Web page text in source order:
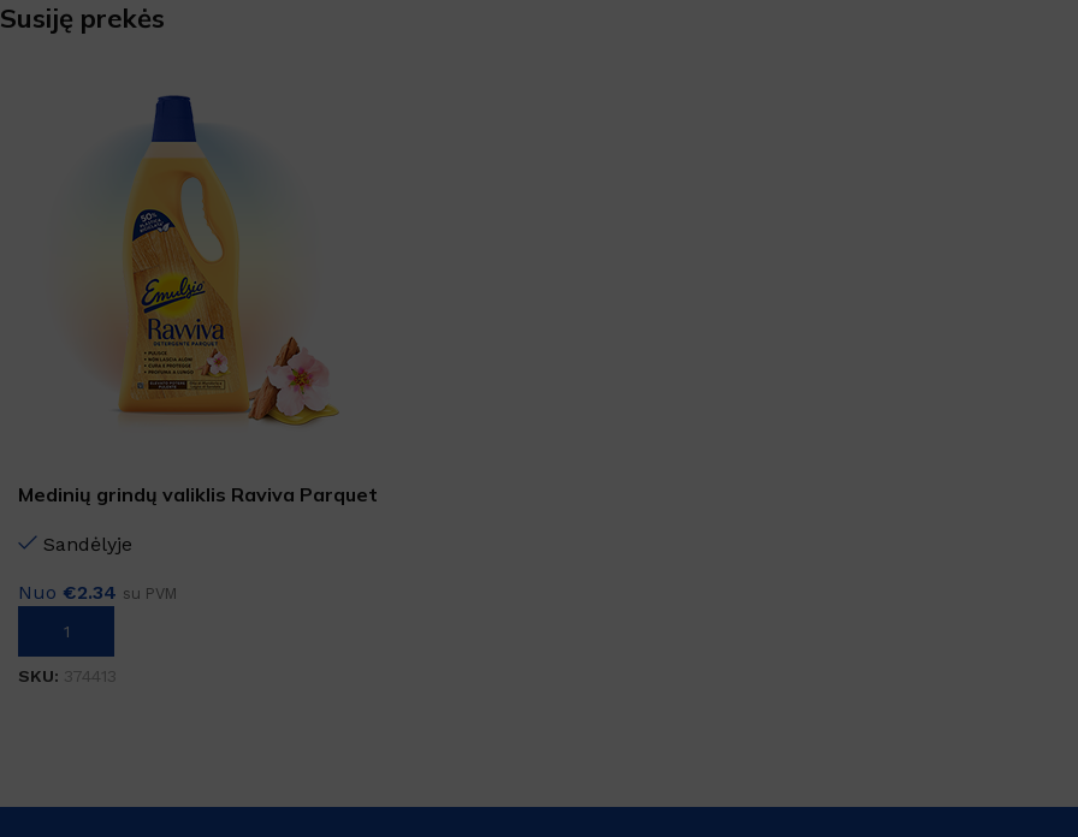
Susiję prekės
Medinių grindų valiklis Raviva Parquet
Sandėlyje
Nuo €2.34 su PVM
Į KREPŠELĮ
SKU: 374413